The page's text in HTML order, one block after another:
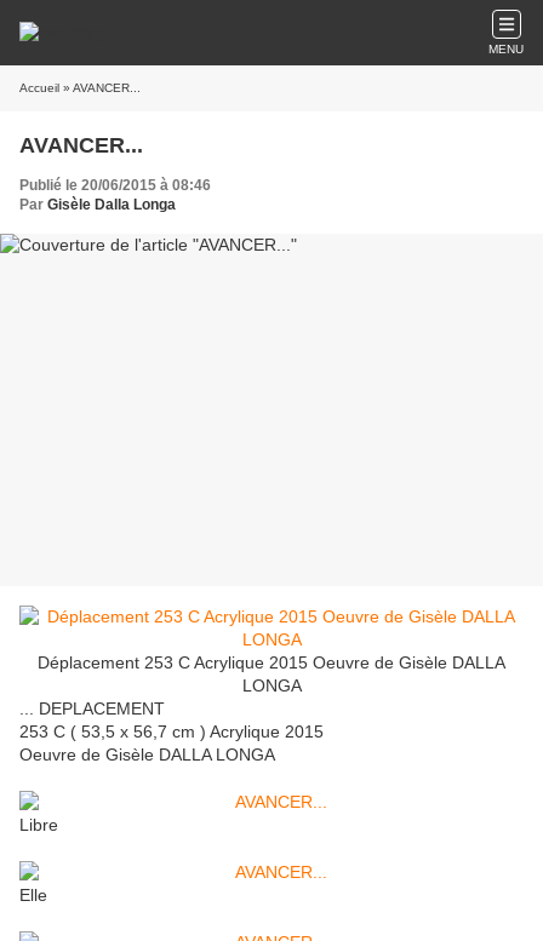
MENU
Accueil » AVANCER...
AVANCER...
Publié le 20/06/2015 à 08:46
Par Gisèle Dalla Longa
Déplacement 253 C Acrylique 2015 Oeuvre de Gisèle DALLA
LONGA
... DEPLACEMENT
253 C ( 53,5 x 56,7 cm ) Acrylique 2015
Oeuvre de Gisèle DALLA LONGA
Libre
Elle